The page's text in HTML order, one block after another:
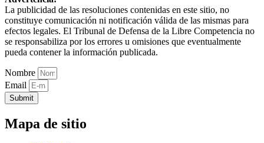
La publicidad de las resoluciones contenidas en este sitio, no
constituye comunicación ni notificación válida de las mismas para
efectos legales. El Tribunal de Defensa de la Libre Competencia no
se responsabiliza por los errores u omisiones que eventualmente
pueda contener la información publicada.
Nombre
Email
Submit
Mapa de sitio